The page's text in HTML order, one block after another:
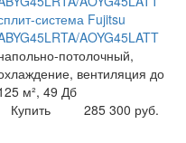
система Fujitsu
AOYG45LATT
потолочный,
вентиляция до
м², 49 Дб
Купить
285 300 руб.